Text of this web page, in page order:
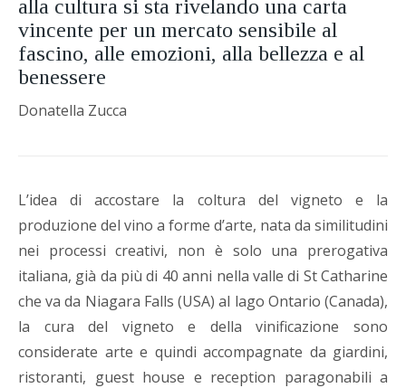
alla cultura si sta rivelando una carta
vincente per un mercato sensibile al
fascino, alle emozioni, alla bellezza e al
benessere
Donatella Zucca
L’idea di accostare la coltura del vigneto e la
produzione del vino a forme d’arte, nata da similitudini
nei processi creativi, non è solo una prerogativa
italiana, già da più di 40 anni nella valle di St Catharine
che va da Niagara Falls (USA) al lago Ontario (Canada),
la cura del vigneto e della vinificazione sono
considerate arte e quindi accompagnate da giardini,
ristoranti, guest house e reception paragonabili a